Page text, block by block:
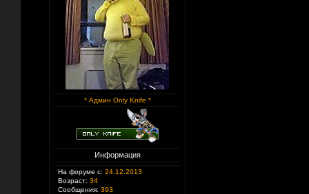
* Админ Only Knife *
Информация
На форуме с: 24.12.2013
Возраст: 34
Сообщения: 393